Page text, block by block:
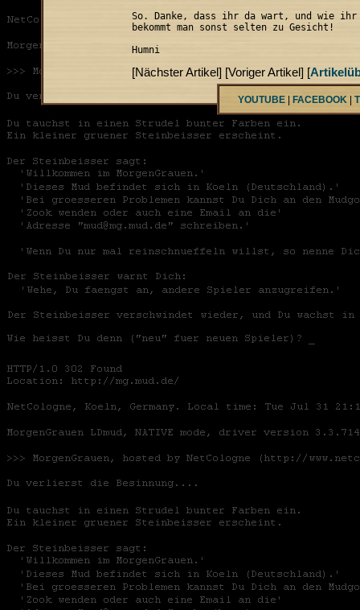
So. Danke, dass ihr da wart, und wie
bekommt man sonst selten zu Gesicht!
Humni
[Nächster Artikel] [Voriger Artikel] [
YOUTUBE FACEBOOK